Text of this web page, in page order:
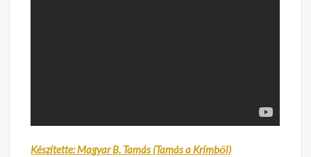
Készítette: Magyar B. Tamás (Tamás a Krímből)